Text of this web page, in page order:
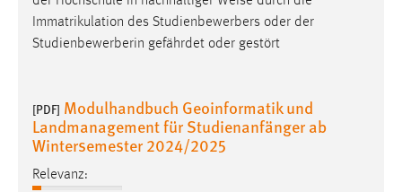
Immatrikulation des Studienbewerbers oder der
Studienbewerberin gefährdet oder gestört
[PDF] Modulhandbuch Geoinformatik und
Landmanagement für Studienanfänger ab
Wintersemester 2024/2025
Relevanz: